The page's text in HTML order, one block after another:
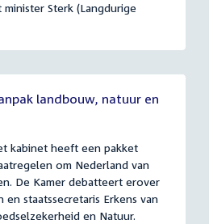
Sterk (Langdurige
landbouw, natuur en
kabinet heeft een pakket
om Nederland van
De Kamer debatteert erover
en staatssecretaris Erkens van
en Natuur.